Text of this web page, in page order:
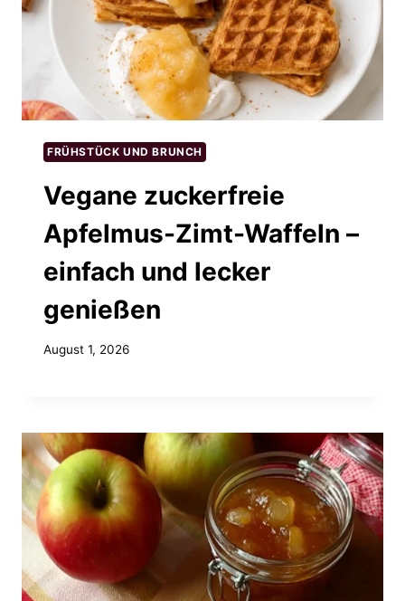
FRÜHSTÜCK UND BRUNCH
Vegane zuckerfreie
Apfelmus-Zimt-Waffeln –
einfach und lecker
genießen
August 1, 2026